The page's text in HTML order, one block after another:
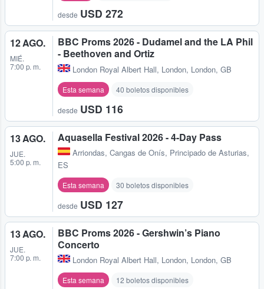
desde USD 272
12 AGO.
MIÉ.
7:00 p. m.
BBC Proms 2026 - Dudamel and the LA Phil
- Beethoven and Ortiz
London Royal Albert Hall, London, London, GB
Esta semana 40 boletos disponibles
desde USD 116
13 AGO.
JUE.
5:00 p. m.
Aquasella Festival 2026 - 4-Day Pass
Arriondas, Cangas de Onís, Principado de Asturias,
ES
Esta semana 30 boletos disponibles
desde USD 127
13 AGO.
JUE.
7:00 p. m.
BBC Proms 2026 - Gershwin’s Piano
Concerto
London Royal Albert Hall, London, London, GB
Esta semana 12 boletos disponibles